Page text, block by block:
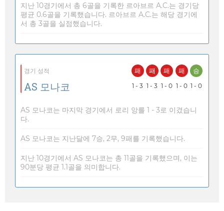
지난 10경기에서 총 6골을 기록한 르아브르 A.C.는 경기당
평균 0.6골을 기록했습니다. 르아브르 A.C.는 해당 경기에
서 총 3골을 실점했습니다.
경기 성적
AS 모나코
패
1 - 3
패
1 - 3
패
1 - 0
패
1 - 0
승
1 - 0
AS 모나코는 마지막 경기에서 로리 앙를 1 - 3로 이겼습니
다.
AS 모나코는 지난달에 7승, 2무, 9패를 기록했습니다.
지난 10경기에서 AS 모나코는 총 11골을 기록했으며, 이는
90분당 평균 1.1골을 의미합니다.